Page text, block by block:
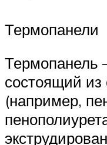
Термопанели
Термопанель
состоящий из
(например,